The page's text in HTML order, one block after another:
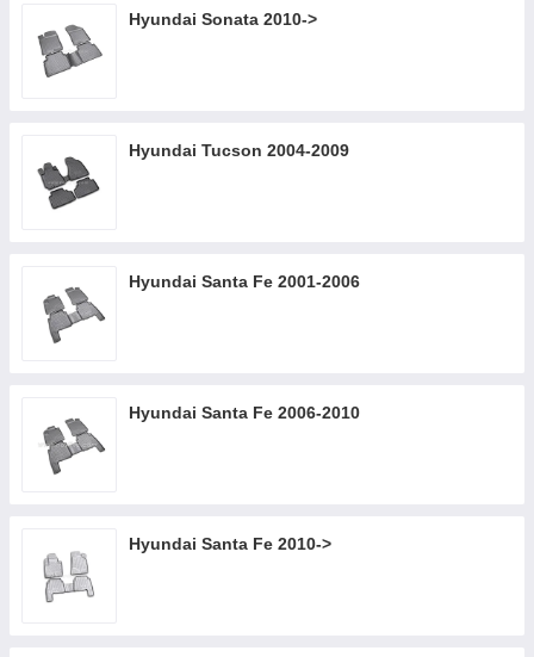
Hyundai Sonata 2010->
Hyundai Tucson 2004-2009
Hyundai Santa Fe 2001-2006
Hyundai Santa Fe 2006-2010
Hyundai Santa Fe 2010->